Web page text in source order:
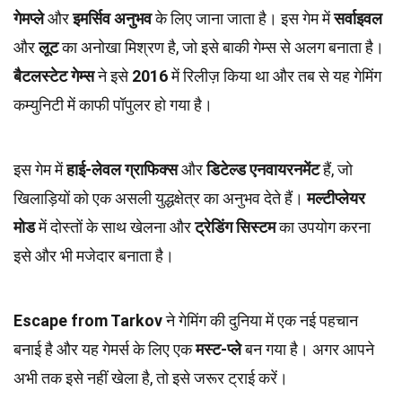
गेमप्लेऔरइमर्सिव अनुभवके लिए जाना जाता है। इस गेम मेंसर्वाइवल
औरलूटका अनोखा मिश्रण है, जो इसे बाकी गेम्स से अलग बनाता है।
बैटलस्टेट गेम्सने इसे2016में रिलीज़ किया था और तब से यह गेमिंग
कम्युनिटी में काफी पॉपुलर हो गया है।
इस गेम मेंहाई-लेवल ग्राफिक्सऔरडिटेल्ड एनवायरनमेंटहैं, जो
खिलाड़ियों को एक असली युद्धक्षेत्र का अनुभव देते हैं।मल्टीप्लेयर
मोडमें दोस्तों के साथ खेलना औरट्रेडिंग सिस्टमका उपयोग करना
इसे और भी मजेदार बनाता है।
Escape from Tarkovने गेमिंग की दुनिया में एक नई पहचान
बनाई है और यह गेमर्स के लिए एकमस्ट-प्लेबन गया है। अगर आपने
अभी तक इसे नहीं खेला है, तो इसे जरूर ट्राई करें।